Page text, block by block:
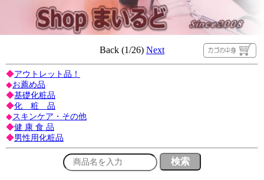
Back (1/26) Next
◆アウトレット品！
◆お薦め品
◆基礎化粧品
◆化 粧 品
◆スキンケア・その他
◆健 康 食 品
◆男性用化粧品